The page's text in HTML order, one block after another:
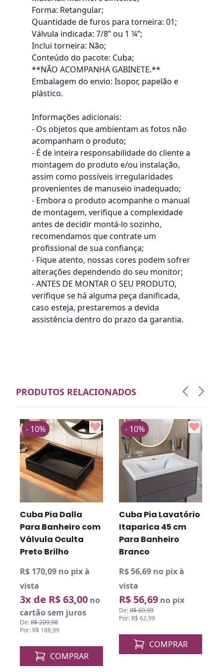
Forma: Retangular;
Quantidade de furos para torneira: 01;
Válvula indicada: 7/8” ou 1 ¼”;
Inclui torneira: Não;
Conteúdo do pacote: Cuba;
**NÃO ACOMPANHA GABINETE.**
Embalagem do envio: Isopor, papelão e
plástico.
Informações adicionais:
- Os objetos que ambientam as fotos não
acompanham o produto;
- É de inteira responsabilidade do cliente a
montagem do produto e/ou instalação,
assim como possíveis irregularidades
provenientes de manuseio inadequado;
- Embora o produto acompanhe o manual
de montagem, verifique a complexidade
antes de decidir montá-lo sozinho,
recomendamos que contrate um
profissional de sua confiança;
- Fique atento, nossas cores podem sofrer
alterações dependendo do seu monitor;
- ANTES DE MONTAR O SEU PRODUTO,
verifique se há alguma peça danificada,
caso esteja, prestaremos a devida
assistência dentro do prazo da garantia.
PRODUTOS RELACIONADOS
Cuba Pia Dalla
Para Banheiro com
Válvula Oculta
Preto Brilho
R$ 170,09 no pix à
vista
3x de R$ 63,00 no
cartão sem juros
De:R$ 209,98
Por: R$ 188,99
- 10%
COMPRAR
Cuba Pia Lavatório
Itaparica 45 cm
Para Banheiro
Branco
R$ 56,69 no pix à
vista
R$ 56,69 no pix
De:R$ 69,99
Por: R$ 62,99
- 10%
COMPRAR